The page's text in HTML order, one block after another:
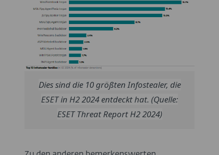
Dies sind die 10 größten Infostealer, die
ESET in H2 2024 entdeckt hat. (Quelle:
ESET Threat Report H2 2024)